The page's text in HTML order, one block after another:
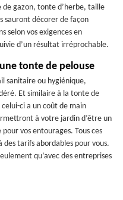
gazon, tonte d’herbe, taille
sauront décorer de façon
selon vos exigences en
d’un résultat irréprochable.
tonte de pelouse
sanitaire ou hygiénique,
Et similaire à la tonte de
ci a un coût de main
à votre jardin d’être un
vos entourages. Tous ces
tarifs abordables pour vous.
qu’avec des entreprises